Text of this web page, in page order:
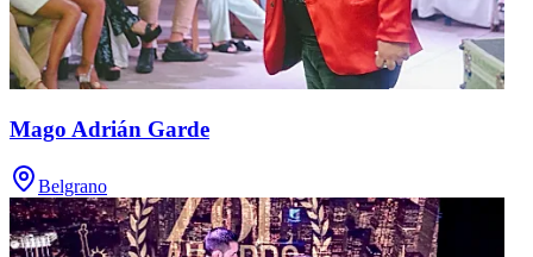
Mago Adrián Garde
Belgrano